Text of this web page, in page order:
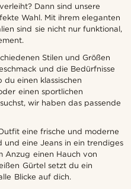
Dann sind unsere
Wahl. Mit ihrem eleganten
sind sie nicht nur funktional,
Stilen und Größen
und die Bedürfnisse
du einen klassischen
einen sportlichen
wir haben das passende
eine frische und moderne
und eine Jeans in ein trendiges
Anzug einen Hauch von
Gürtel setzt du ein
Blicke auf dich.